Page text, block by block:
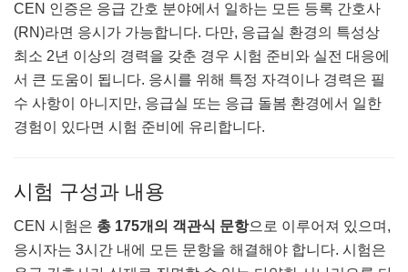
CEN 인증은 응급 간호 분야에서 일하는 모든 등록 간호사
(RN)라면 응시가 가능합니다. 다만, 응급실 환경의 특성상
최소 2년 이상의 경력을 갖춘 경우 시험 준비와 실전 대응에
서 큰 도움이 됩니다. 응시를 위해 특정 자격이나 경력은 필
수 사항이 아니지만, 응급실 또는 응급 돌봄 환경에서 일한
경험이 있다면 시험 준비에 유리합니다.
시험 구성과 내용
CEN 시험은 총 175개의 객관식 문항으로 이루어져 있으며,
응시자는 3시간 내에 모든 문항을 해결해야 합니다. 시험은